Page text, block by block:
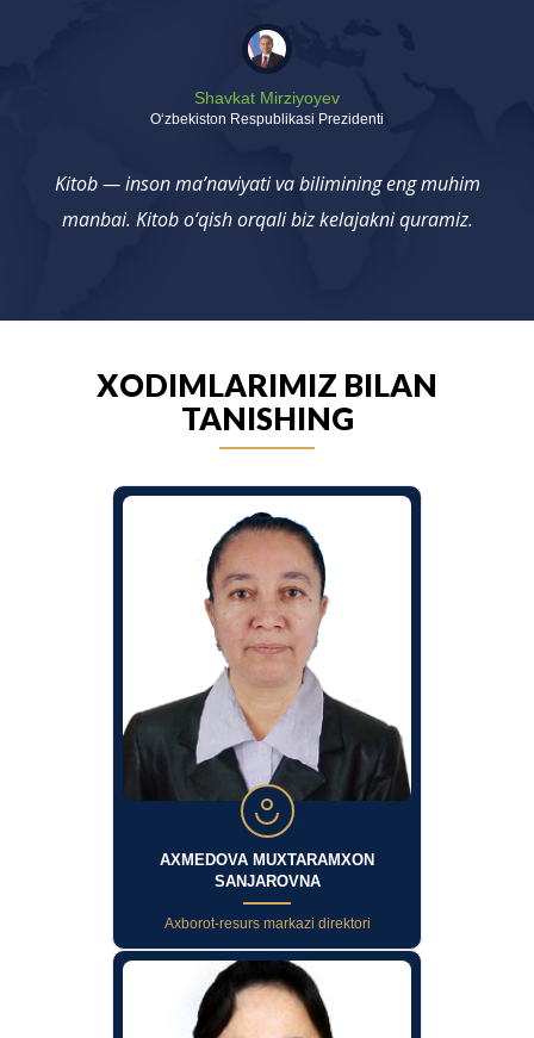
Shavkat Mirziyoyev
Oʻzbekiston Respublikasi Prezidenti
Kitob — inson ma’naviyati va bilimining eng muhim
manbai. Kitob o‘qish orqali biz kelajakni quramiz.
XODIMLARIMIZ BILAN
TANISHING
AXMEDOVA MUXTARAMXON
SANJAROVNA
Axborot-resurs markazi direktori